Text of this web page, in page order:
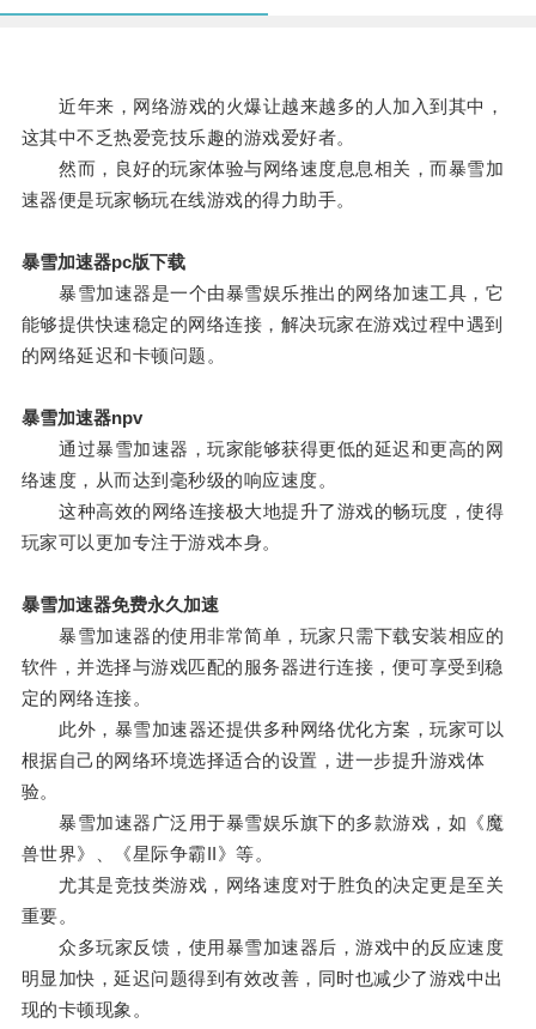
近年来，网络游戏的火爆让越来越多的人加入到其中，
这其中不乏热爱竞技乐趣的游戏爱好者。
然而，良好的玩家体验与网络速度息息相关，而暴雪加
速器便是玩家畅玩在线游戏的得力助手。
暴雪加速器pc版下载
暴雪加速器是一个由暴雪娱乐推出的网络加速工具，它
能够提供快速稳定的网络连接，解决玩家在游戏过程中遇到
的网络延迟和卡顿问题。
暴雪加速器npv
通过暴雪加速器，玩家能够获得更低的延迟和更高的网
络速度，从而达到毫秒级的响应速度。
这种高效的网络连接极大地提升了游戏的畅玩度，使得
玩家可以更加专注于游戏本身。
暴雪加速器免费永久加速
暴雪加速器的使用非常简单，玩家只需下载安装相应的
软件，并选择与游戏匹配的服务器进行连接，便可享受到稳
定的网络连接。
此外，暴雪加速器还提供多种网络优化方案，玩家可以
根据自己的网络环境选择适合的设置，进一步提升游戏体
验。
暴雪加速器广泛用于暴雪娱乐旗下的多款游戏，如《魔
兽世界》、《星际争霸II》等。
尤其是竞技类游戏，网络速度对于胜负的决定更是至关
重要。
众多玩家反馈，使用暴雪加速器后，游戏中的反应速度
明显加快，延迟问题得到有效改善，同时也减少了游戏中出
现的卡顿现象。